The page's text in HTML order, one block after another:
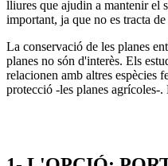
lliures que ajudin a mantenir el
important, ja que no es tracta
La conservació de les planes
planes no són d'interès. Els
relacionen amb altres espècies
protecció -les planes